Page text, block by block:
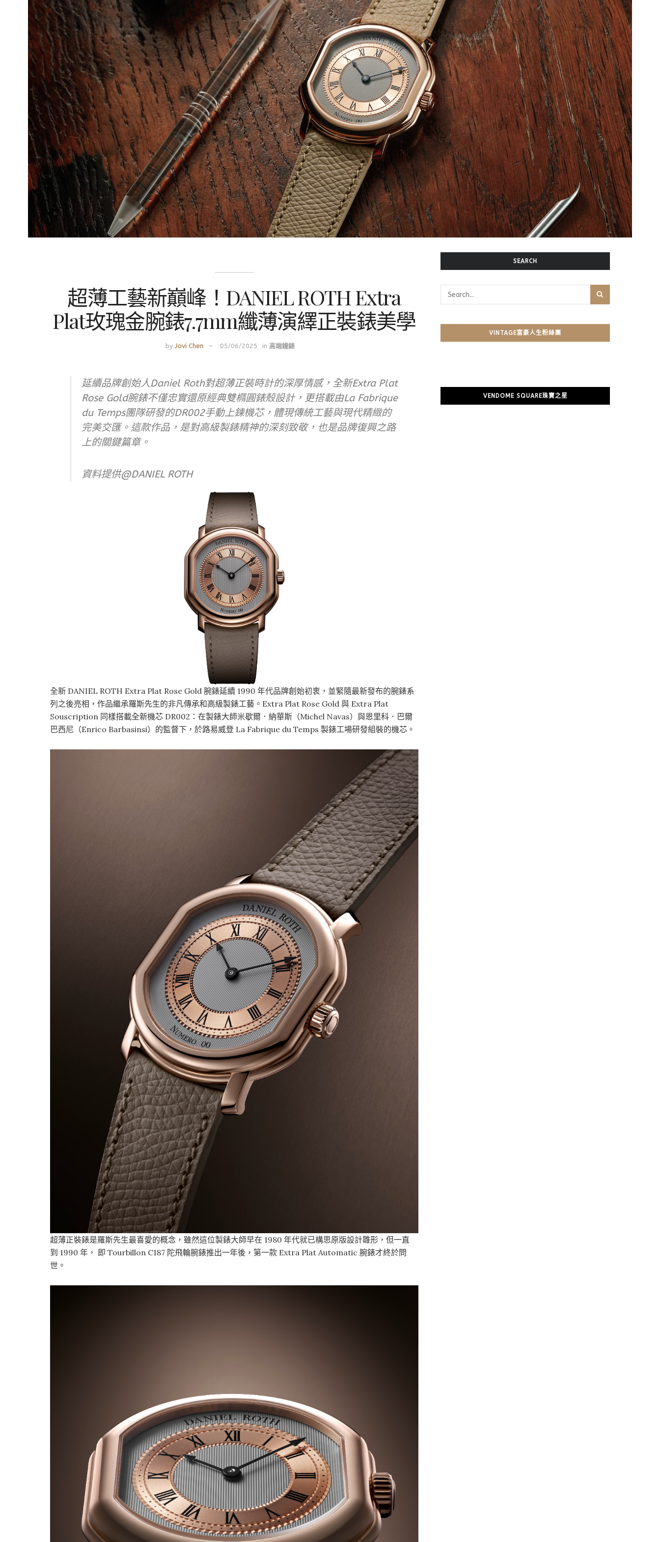
超薄工藝新巔峰！DANIEL ROTH Extra
Plat玫瑰金腕錶7.7mm纖薄演繹正裝錶美學
by Jovi Chen 05/06/2025 in 高端鐘錶
延續品牌創始人Daniel Roth對超薄正裝時計的深厚情感，全新Extra Plat
Rose Gold腕錶不僅忠實還原經典雙橢圓錶殼設計，更搭載由La Fabrique
du Temps團隊研發的DR002手動上鍊機芯，體現傳統工藝與現代精緻的
完美交匯。這款作品，是對高級製錶精神的深刻致敬，也是品牌復興之路
上的關鍵篇章。
資料提供@DANIEL ROTH
全新 DANIEL ROTH Extra Plat Rose Gold 腕錶延續 1990 年代品牌創始初衷，並緊隨最新發布的腕錶系
列之後亮相，作品繼承羅斯先生的非凡傳承和高級製錶工藝。Extra Plat Rose Gold 與 Extra Plat
Souscription 同樣搭載全新機芯 DR002：在製錶大師米歇爾．納華斯（Michel Navas）與恩里科．巴爾
巴西尼（Enrico Barbasinsi）的監督下，於路易威登 La Fabrique du Temps 製錶工場研發組裝的機芯。
超薄正裝錶是羅斯先生最喜愛的概念，雖然這位製錶大師早在 1980 年代就已構思原版設計雛形，但一直
到 1990 年， 即 Tourbillon C187 陀飛輪腕錶推出一年後，第一款 Extra Plat Automatic 腕錶才終於問
世。
SEARCH
VINTAGE富豪人生粉絲團
VENDOME SQUARE珠寶之星